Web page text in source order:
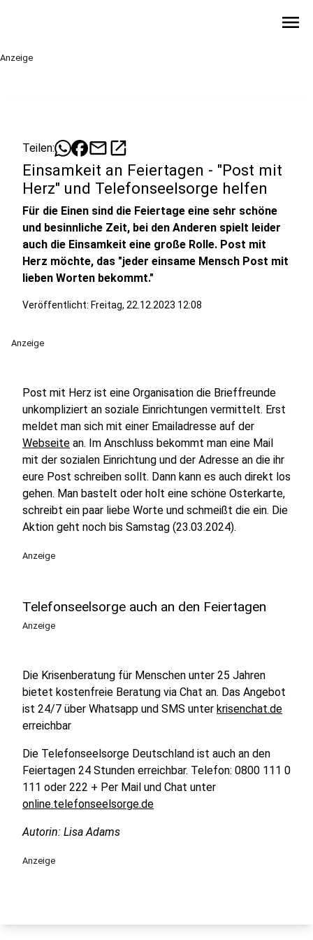
menu
Anzeige
Teilen: mailopen_in_new
Einsamkeit an Feiertagen - "Post mit
Herz" und Telefonseelsorge helfen
Für die Einen sind die Feiertage eine sehr schöne
und besinnliche Zeit, bei den Anderen spielt leider
auch die Einsamkeit eine große Rolle. Post mit
Herz möchte, das "jeder einsame Mensch Post mit
lieben Worten bekommt."
Veröffentlicht: Freitag, 22.12.2023 12:08
Anzeige
Post mit Herz ist eine Organisation die Brieffreunde
unkompliziert an soziale Einrichtungen vermittelt. Erst
meldet man sich mit einer Emailadresse auf der
Webseite an. Im Anschluss bekommt man eine Mail
mit der sozialen Einrichtung und der Adresse an die ihr
eure Post schreiben sollt. Dann kann es auch direkt los
gehen. Man bastelt oder holt eine schöne Osterkarte,
schreibt ein paar liebe Worte und schmeißt die ein. Die
Aktion geht noch bis Samstag (23.03.2024).
Anzeige
Telefonseelsorge auch an den Feiertagen
Anzeige
Die Krisenberatung für Menschen unter 25 Jahren
bietet kostenfreie Beratung via Chat an. Das Angebot
ist 24/7 über Whatsapp und SMS unter krisenchat.de
erreichbar
Die Telefonseelsorge Deutschland ist auch an den
Feiertagen 24 Stunden erreichbar. Telefon: 0800 111 0
111 oder 222 + Per Mail und Chat unter
online.telefonseelsorge.de
Autorin: Lisa Adams
Anzeige